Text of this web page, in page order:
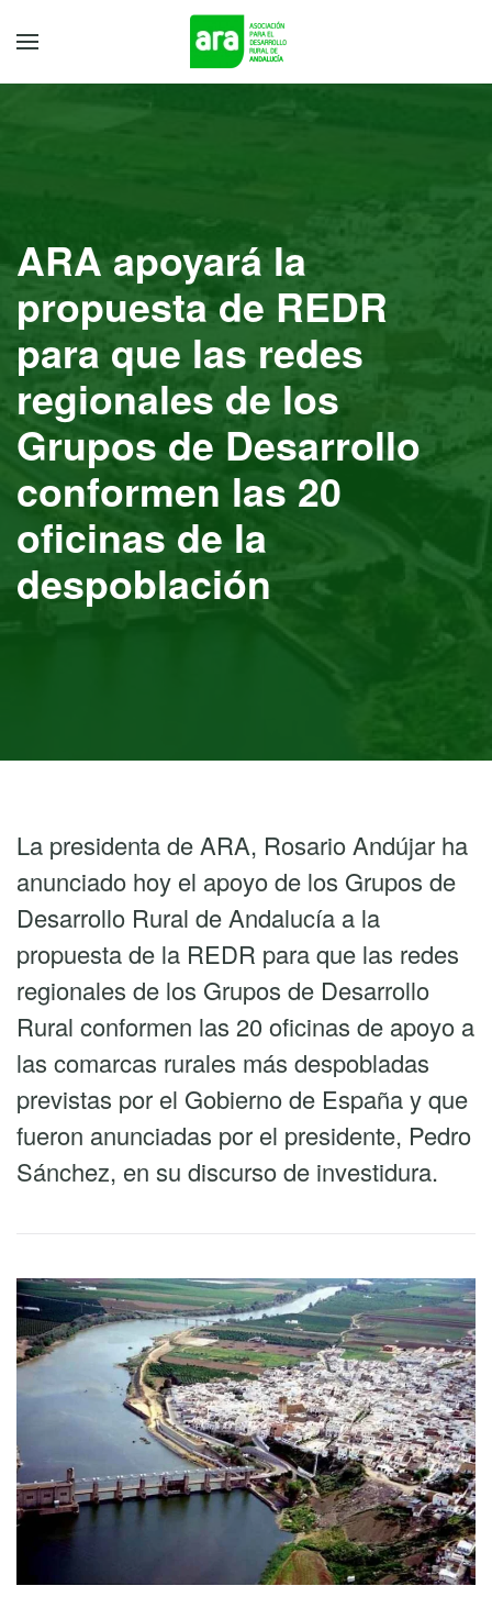
ARA apoyará la
propuesta de REDR
para que las redes
regionales de los
Grupos de Desarrollo
conformen las 20
oficinas de la
despoblación
La presidenta de ARA, Rosario Andújar ha
anunciado hoy el apoyo de los Grupos de
Desarrollo Rural de Andalucía a la
propuesta de la REDR para que las redes
regionales de los Grupos de Desarrollo
Rural conformen las 20 oficinas de apoyo a
las comarcas rurales más despobladas
previstas por el Gobierno de España y que
fueron anunciadas por el presidente, Pedro
Sánchez, en su discurso de investidura.